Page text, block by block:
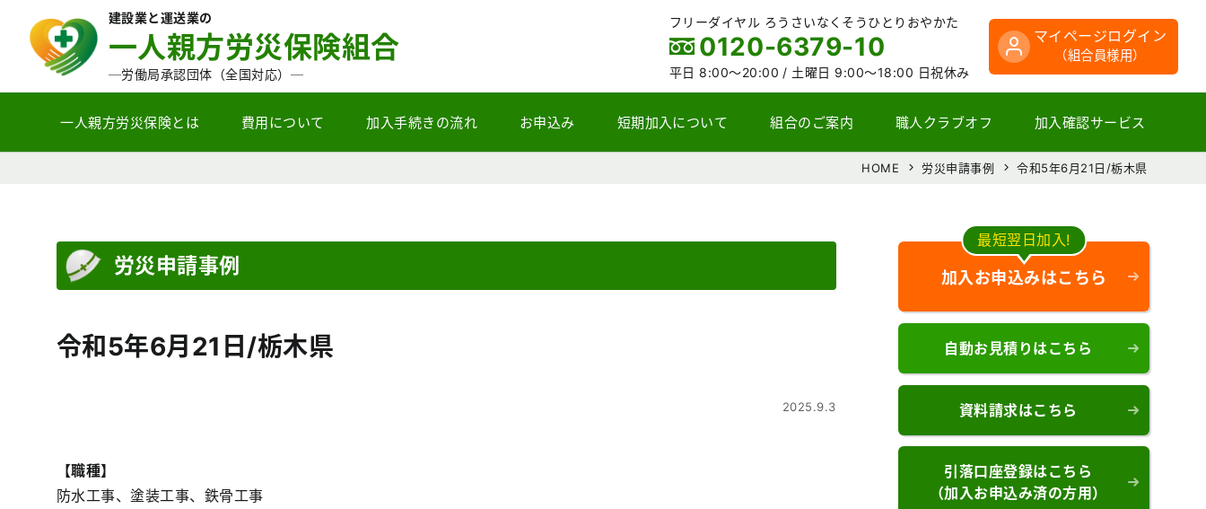
建設業と運送業の
一人親方労災保険組合
─労働局承認団体（全国対応）─
フリーダイヤル ろうさいなくそうひとりおやかた
0120-6379-10
平日 8:00～20:00 / 土曜日 9:00～18:00 日祝休み
マイページログイン
（組合員様用）
一人親方労災保険とは 費用について 加入手続きの流れ お申込み 短期加入について 組合のご案内 職人クラブオフ 加入確認サービス
HOME 労災申請事例 令和5年6月21日/栃木県
労災申請事例
令和5年6月21日/栃木県
2025.9.3
【職種】
防水工事、塗装工事、鉄骨工事
最短翌日加入!
加入お申込みはこちら
自動お見積りはこちら
資料請求はこちら
引落口座登録はこちら
（加入お申込み済の方用）